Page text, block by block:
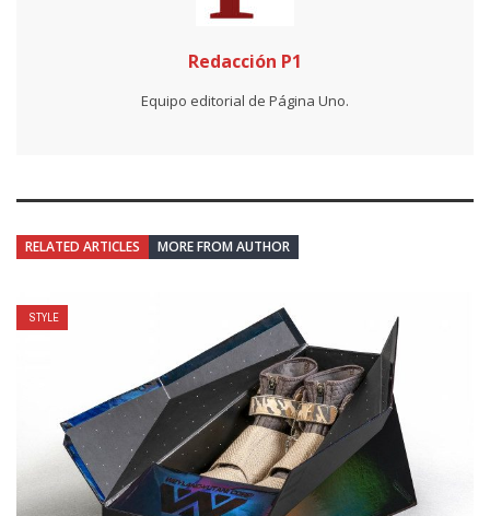
Redacción P1
Equipo editorial de Página Uno.
RELATED ARTICLES MORE FROM AUTHOR
STYLE